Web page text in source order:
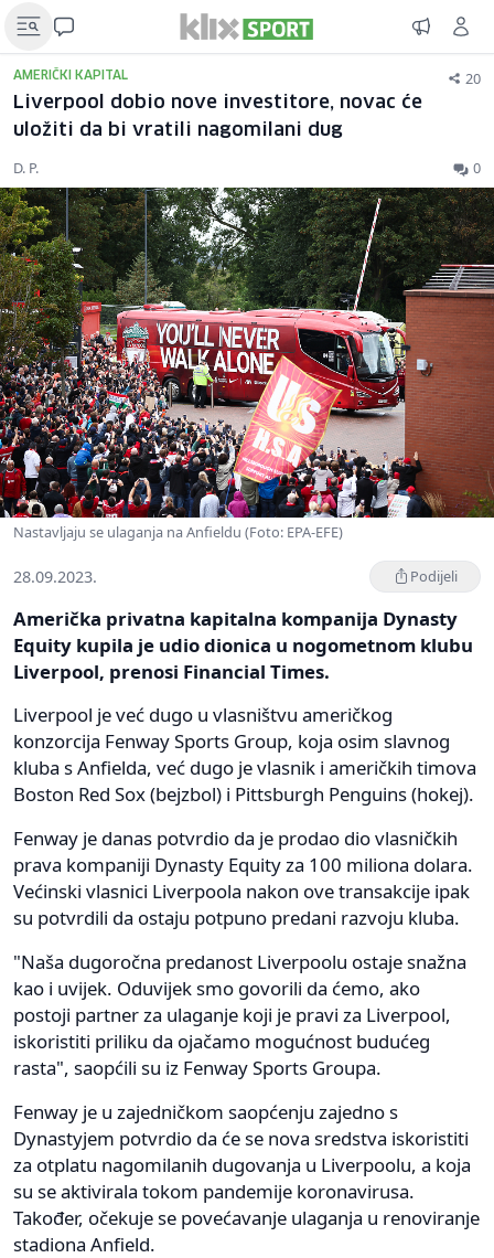
AMERIČKI KAPITAL 20
Liverpool dobio nove investitore, novac će
uložiti da bi vratili nagomilani dug
D. P. 0
Nastavljaju se ulaganja na Anfieldu (Foto: EPA-EFE)
28.09.2023. Podijeli
Američka privatna kapitalna kompanija Dynasty
Equity kupila je udio dionica u nogometnom klubu
Liverpool, prenosi Financial Times.
Liverpool je već dugo u vlasništvu američkog
konzorcija Fenway Sports Group, koja osim slavnog
kluba s Anfielda, već dugo je vlasnik i američkih timova
Boston Red Sox (bejzbol) i Pittsburgh Penguins (hokej).
Fenway je danas potvrdio da je prodao dio vlasničkih
prava kompaniji Dynasty Equity za 100 miliona dolara.
Većinski vlasnici Liverpoola nakon ove transakcije ipak
su potvrdili da ostaju potpuno predani razvoju kluba.
"Naša dugoročna predanost Liverpoolu ostaje snažna
kao i uvijek. Oduvijek smo govorili da ćemo, ako
postoji partner za ulaganje koji je pravi za Liverpool,
iskoristiti priliku da ojačamo mogućnost budućeg
rasta", saopćili su iz Fenway Sports Groupa.
Fenway je u zajedničkom saopćenju zajedno s
Dynastyjem potvrdio da će se nova sredstva iskoristiti
za otplatu nagomilanih dugovanja u Liverpoolu, a koja
su se aktivirala tokom pandemije koronavirusa.
Također, očekuje se povećavanje ulaganja u renoviranje
stadiona Anfield.